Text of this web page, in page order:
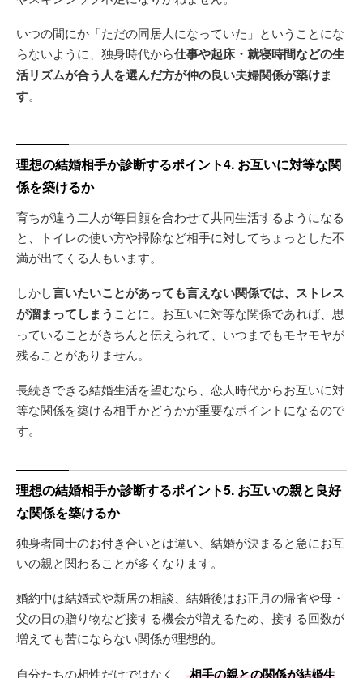
いつの間にか「ただの同居人になっていた」ということにな
らないように、独身時代から仕事や起床・就寝時間などの生
活リズムが合う人を選んだ方が仲の良い夫婦関係が築けま
す。
理想の結婚相手か診断するポイント4. お互いに対等な関
係を築けるか
育ちが違う二人が毎日顔を合わせて共同生活するようになる
と、トイレの使い方や掃除など相手に対してちょっとした不
満が出てくる人もいます。
しかし言いたいことがあっても言えない関係では、ストレス
が溜まってしまう ことに。お互いに対等な関係であれば、思
っていることがきちんと伝えられて、いつまでもモヤモヤが
残ることがありません。
長続きできる結婚生活を望むなら、恋人時代からお互いに対
等な関係を築ける相手かどうかが重要なポイントになるので
す。
理想の結婚相手か診断するポイント5. お互いの親と良好
な関係を築けるか
独身者同士のお付き合いとは違い、結婚が決まると急にお互
いの親と関わることが多くなります。
婚約中は結婚式や新居の相談、結婚後はお正月の帰省や母・
父の日の贈り物など接する機会が増えるため、接する回数が
増えても苦にならない関係が理想的。
自分たちの相性だけではなく、
相手の親との関係が結婚生